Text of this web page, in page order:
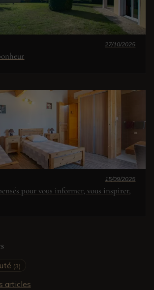
(3)
articles
27/10/2025
15/09/2025
pour vous informer, vous inspirer,